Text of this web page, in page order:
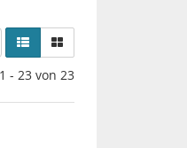
- 23 von 23